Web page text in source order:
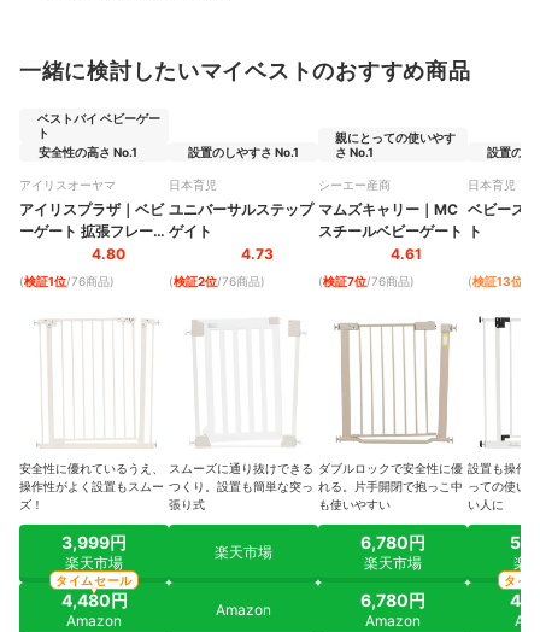
一緒に検討したいマイベストのおすすめ商品
ベストバイ ベビーゲー
ト
安全性の高さ No.1
アイリスオーヤマ
アイリスプラザ｜ ベビ
ーゲート 拡張フレーム
4.80
(検証1位/76商品)
安全性に優れているうえ、
操作性がよく設置もスムー
ズ！
3,999円
楽天市場
4,480円
Amazon
タイムセール
設置のしやすさ No.1
日本育児
ユニバーサルステップ
ゲイト
4.73
(検証2位/76商品)
スムーズに通り抜けできる
つくり。設置も簡単な突っ
張り式
楽天市場
Amazon
親にとっての使いやす
さ No.1
シーエー産商
マムズキャリー ｜ MC
スチールベビーゲート
4.61
(検証7位/76商品)
ダブルロックで安全性に優
れる。片手開閉で抱っこ中
も使いやすい
6,780円
楽天市場
6,780円
Amazon
設置のし
日本育児
ベビーズ
ト
(検証13位
設置も操作
っての使い
い人に
楽
タイ